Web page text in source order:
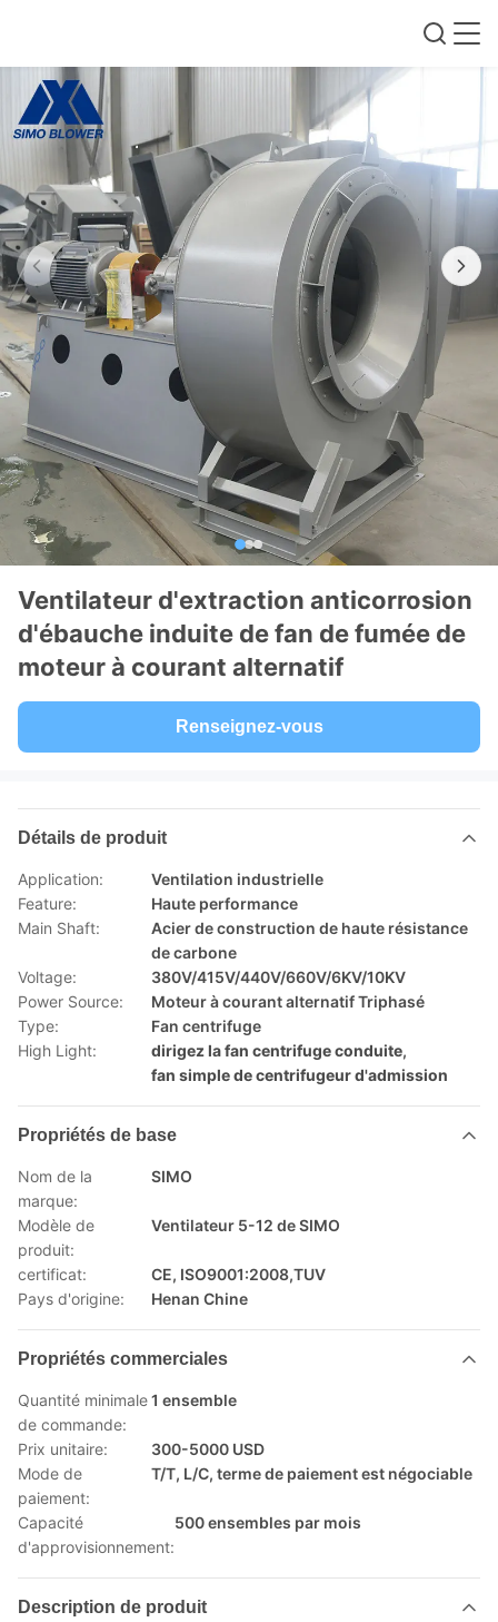
Ventilateur d'extraction anticorrosion
d'ébauche induite de fan de fumée de
moteur à courant alternatif
Renseignez-vous
Détails de produit
Application:
Ventilation industrielle
Feature:
Haute performance
Main Shaft:
Acier de construction de haute résistance
de carbone
Voltage:
380V/415V/440V/660V/6KV/10KV
Power Source:
Moteur à courant alternatif Triphasé
Type:
Fan centrifuge
High Light:
dirigez la fan centrifuge conduite,
fan simple de centrifugeur d'admission
Propriétés de base
Nom de la
marque:
SIMO
Modèle de
produit:
Ventilateur 5-12 de SIMO
certificat:
CE, ISO9001:2008,TUV
Pays d'origine:
Henan Chine
Propriétés commerciales
Quantité minimale
de commande:
1 ensemble
Prix unitaire:
300-5000 USD
Mode de
paiement:
T/T, L/C, terme de paiement est négociable
Capacité
d'approvisionnement:
500 ensembles par mois
Description de produit